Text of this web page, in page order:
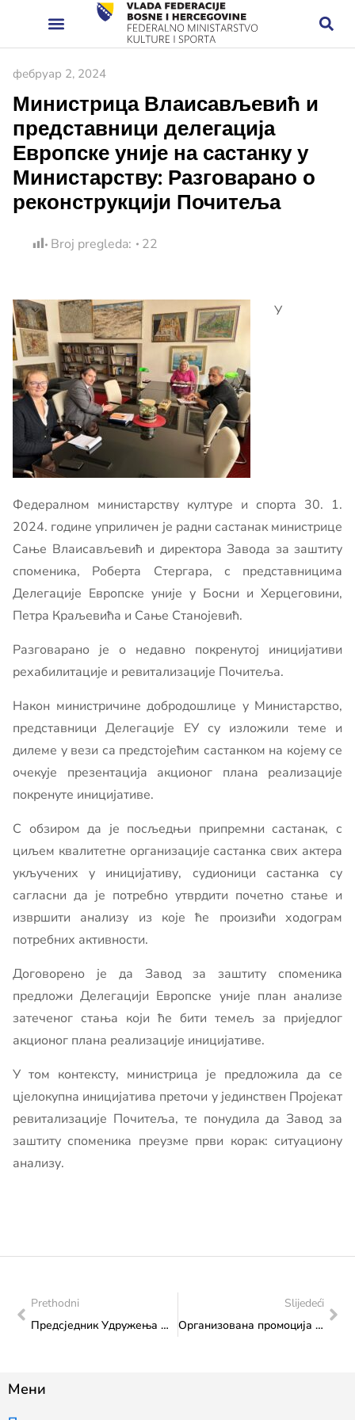
фебруар 2, 2024
Министрица Влаисављевић и
представници делегација
Европске уније на састанку у
Министарству: Разговарано о
реконструкцији Почитеља
Broj pregleda: 22
У
Федералном министарству културе и спорта 30. 1.
2024. године уприличен је радни састанак министрице
Сање Влаисављевић и директора Завода за заштиту
споменика, Роберта Стергара, с представницима
Делегације Европске уније у Босни и Херцеговини,
Петра Краљевића и Сање Станојевић.
Разговарано је о недавно покренутој иницијативи
рехабилитације и ревитализације Почитеља.
Након министричине добродошлице у Министарство,
представници Делегације ЕУ су изложили теме и
дилеме у вези са предстојећим састанком на којему се
очекује презентација акционог плана реализације
покренуте иницијативе.
С обзиром да је посљедњи припремни састанак, с
циљем квалитетне организације састанка свих актера
укључених у иницијативу, судионици састанка су
сагласни да је потребно утврдити почетно стање и
извршити анализу из које ће произићи ходограм
потребних активности.
Договорено је да Завод за заштиту споменика
предложи Делегацији Европске уније план анализе
затеченог стања који ће бити темељ за приједлог
акционог плана реализације иницијативе.
У том контексту, министрица је предложила да се
цјелокупна иницијатива преточи у јединствен Пројекат
ревитализације Почитеља, те понудила да Завод за
заштиту споменика преузме први корак: ситуациону
анализу.
Prethodni
Предсједник Удружења Фото клуб “Сарајево” на састанку у Министарству
Slijedeći
Организована промоција 28. броја часописа Босниаца
Мени